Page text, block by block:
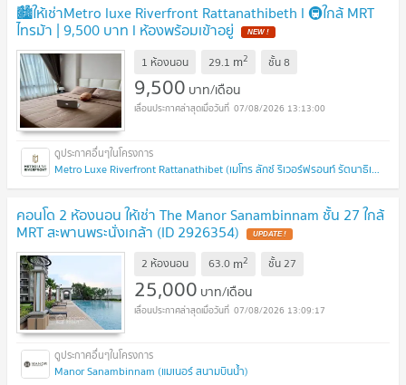
🏙️ให้เช่าMetro luxe Riverfront Rattanathibeth l 🚇ใกล้ MRT
ไทรม้า | 9,500 บาท l ห้องพร้อมเข้าอยู่
1 ห้องนอน 29.1 m2 ชั้น8
9,500 บาท/เดือน
07/08/2026 13:13:00
Metro Luxe Riverfront Rattanathibet (เมโทร ลักซ์ ริเวอร์ฟรอนท์ รัตนาธิเบศร์)
คอนโด 2 ห้องนอน ให้เช่า The Manor Sanambinnam ชั้น 27 ใกล้
MRT สะพานพระนั่งเกล้า (ID 2926354)
2 ห้องนอน 63.0 m2 ชั้น27
25,000 บาท/เดือน
07/08/2026 13:09:17
Manor Sanambinnam (แมเนอร์ สนามบินน้ำ)